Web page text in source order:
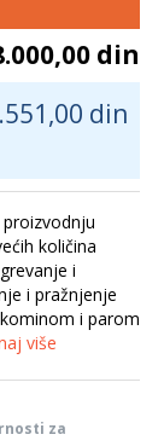
din
din
količina
i
i pražnjenje
i parom
više
za